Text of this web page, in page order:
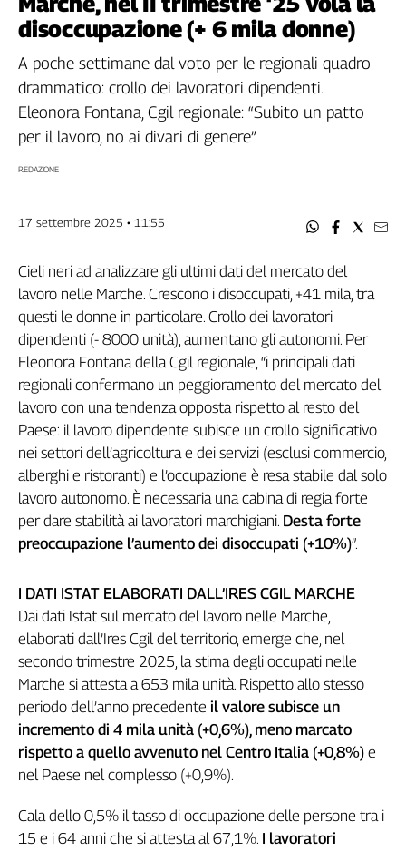
Filcams
Filctem
Fillea
Filt
Fiom
Flc
Nidil
Spi
Inca
Caaf
Speciali
G8
di
Genova,
sangue
della
ragione
120
anni
Collettiva
Collettiva
Play
Rubriche
Collettiva
Talk
La
settimana
Girasoli
Il
disoccupazione (+ 6 mila donne)
A poche settimane dal voto per le regionali quadro
drammatico: crollo dei lavoratori dipendenti.
Eleonora Fontana, Cgil regionale: “Subito un patto
per il lavoro, no ai divari di genere”
REDAZIONE
17 settembre 2025 • 11:55
Cieli neri ad analizzare gli ultimi dati del mercato del
lavoro nelle Marche. Crescono i disoccupati, +41 mila, tra
questi le donne in particolare. Crollo dei lavoratori
dipendenti (- 8000 unità), aumentano gli autonomi. Per
Eleonora Fontana della Cgil regionale, “i principali dati
regionali confermano un peggioramento del mercato del
lavoro con una tendenza opposta rispetto al resto del
Paese: il lavoro dipendente subisce un crollo significativo
nei settori dell’agricoltura e dei servizi (esclusi commercio,
alberghi e ristoranti) e l’occupazione è resa stabile dal solo
lavoro autonomo. È necessaria una cabina di regia forte
per dare stabilità ai lavoratori marchigiani. Desta forte
preoccupazione l’aumento dei disoccupati (+10%)”.
I DATI ISTAT ELABORATI DALL’IRES CGIL MARCHE
Dai dati Istat sul mercato del lavoro nelle Marche,
elaborati dall’Ires Cgil del territorio, emerge che, nel
secondo trimestre 2025, la stima degli occupati nelle
Marche si attesta a 653 mila unità. Rispetto allo stesso
periodo dell’anno precedente il valore subisce un
incremento di 4 mila unità (+0,6%), meno marcato
rispetto a quello avvenuto nel Centro Italia (+0,8%) e
nel Paese nel complesso (+0,9%).
Cala dello 0,5% il tasso di occupazione delle persone tra i
15 e i 64 anni che si attesta al 67,1%. I lavoratori